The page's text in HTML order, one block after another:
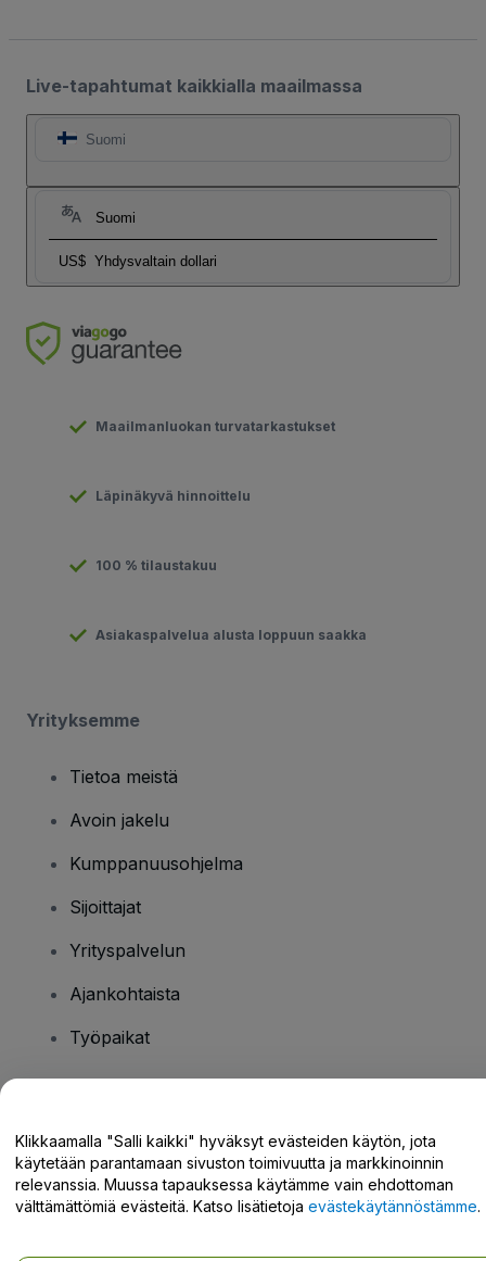
Live-tapahtumat kaikkialla maailmassa
Suomi
Suomi
US$ Yhdysvaltain dollari
Maailmanluokan turvatarkastukset
Läpinäkyvä hinnoittelu
100 % tilaustakuu
Asiakaspalvelua alusta loppuun saakka
Yrityksemme
Tietoa meistä
Avoin jakelu
Kumppanuusohjelma
Sijoittajat
Yrityspalvelun
Ajankohtaista
Työpaikat
Tukikeskus / Ota meihin yhteyttä
Klikkaamalla "Salli kaikki" hyväksyt evästeiden käytön, jota
käytetään parantamaan sivuston toimivuutta ja markkinoinnin
relevanssia. Muussa tapauksessa käytämme vain ehdottoman
välttämättömiä evästeitä. Katso lisätietoja evästekäytännöstämme.